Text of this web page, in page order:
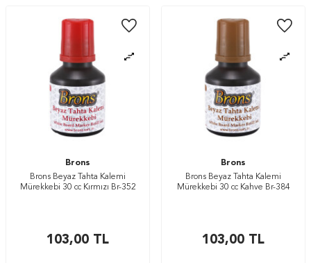
Brons
Brons Beyaz Tahta Kalemi
Mürekkebi 30 cc Kırmızı Br-352
103,00 TL
Brons
Brons Beyaz Tahta Kalemi
Mürekkebi 30 cc Kahve Br-384
103,00 TL